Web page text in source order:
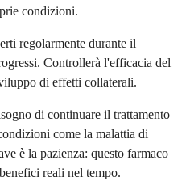
condizioni.
regolarmente durante il
Controllerà l'efficacia del
di effetti collaterali.
di continuare il trattamento
come la malattia di
è la pazienza: questo farmaco
reali nel tempo.